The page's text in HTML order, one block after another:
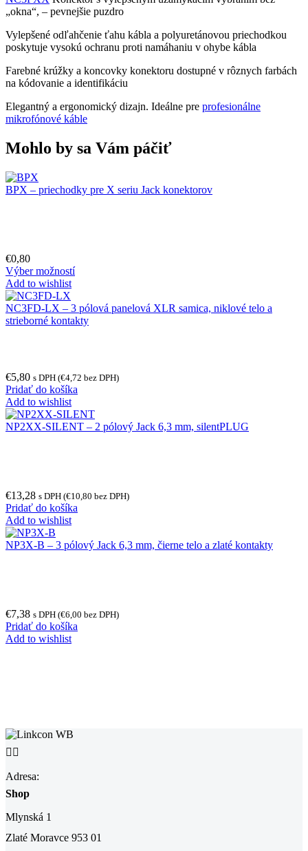
„okna“, – pevnejšie puzdro
Vylepšené odľahčenie ťahu kábla a polyuretánovou priechodkou
poskytuje vysokú ochranu proti namáhaniu v ohybe kábla
Farebné krúžky a koncovky konektoru dostupné v rôznych farbách
na kódovanie a identifikáciu
Elegantný a ergonomický dizajn. Ideálne pre profesionálne
mikrofónové káble
Mohlo by sa Vám páčiť
BPX – priechodky pre X seriu Jack konektorov
€0,80
Výber možností
Add to wishlist
NC3FD-LX – 3 pólová panelová XLR samica, niklové telo a
strieborné kontakty
€5,80 s DPH (€4,72 bez DPH)
Pridať do košíka
Add to wishlist
NP2XX-SILENT – 2 pólový Jack 6,3 mm, silentPLUG
€13,28 s DPH (€10,80 bez DPH)
Pridať do košíka
Add to wishlist
NP3X-B – 3 pólový Jack 6,3 mm, čierne telo a zlaté kontakty
€7,38 s DPH (€6,00 bez DPH)
Pridať do košíka
Add to wishlist
 
Adresa:
Shop
Mlynská 1
Zlaté Moravce 953 01